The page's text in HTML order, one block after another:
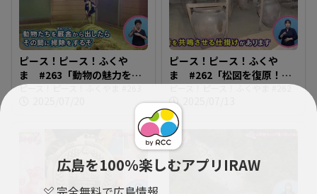
広島を100％楽しむアプリIRAW
ピース！ピース！ふくや
ま #263「動物の魅力を伝
える飼育員」
ピース！ピース！ふくやま #263
ピース！ピース！ふくや
ま #262「松図を復原！沼
名前神社能舞台」
ピース！ピース！ふくやま #262